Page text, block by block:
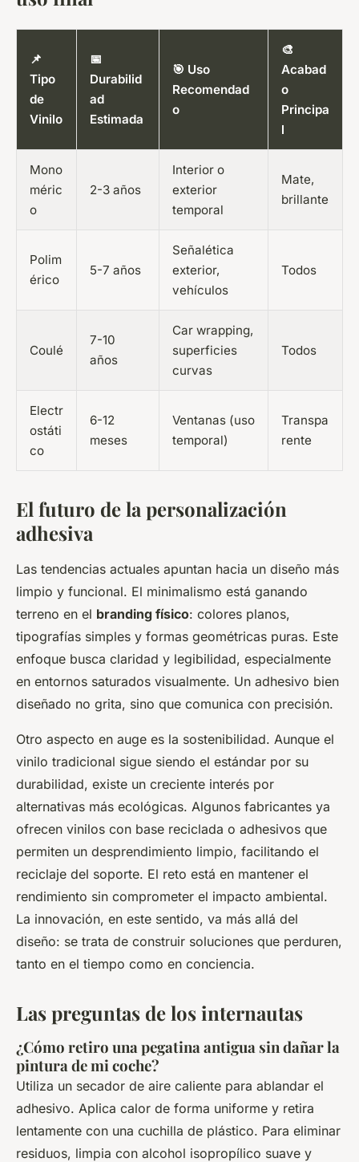
📌
Tipo
de
Vinilo
📅
Durabilid
ad
Estimada
🎯 Uso
Recomendad
o
🎨
Acabad
o
Principa
l
Mono
méric
o
2-3 años
Interior o
exterior
temporal
Mate,
brillante
Polim
érico
5-7 años
Señalética
exterior,
vehículos
Todos
Coulé
7-10
años
Car wrapping,
superficies
curvas
Todos
Electr
ostáti
co
6-12
meses
Ventanas (uso
temporal)
Transpa
rente
El futuro de la personalización
adhesiva
Las tendencias actuales apuntan hacia un diseño más
limpio y funcional. El minimalismo está ganando
terreno en el branding físico: colores planos,
tipografías simples y formas geométricas puras. Este
enfoque busca claridad y legibilidad, especialmente
en entornos saturados visualmente. Un adhesivo bien
diseñado no grita, sino que comunica con precisión.
Otro aspecto en auge es la sostenibilidad. Aunque el
vinilo tradicional sigue siendo el estándar por su
durabilidad, existe un creciente interés por
alternativas más ecológicas. Algunos fabricantes ya
ofrecen vinilos con base reciclada o adhesivos que
permiten un desprendimiento limpio, facilitando el
reciclaje del soporte. El reto está en mantener el
rendimiento sin comprometer el impacto ambiental.
La innovación, en este sentido, va más allá del
diseño: se trata de construir soluciones que perduren,
tanto en el tiempo como en conciencia.
Las preguntas de los internautas
¿Cómo retiro una pegatina antigua sin dañar la
pintura de mi coche?
Utiliza un secador de aire caliente para ablandar el
adhesivo. Aplica calor de forma uniforme y retira
lentamente con una cuchilla de plástico. Para eliminar
residuos, limpia con alcohol isopropílico suave y